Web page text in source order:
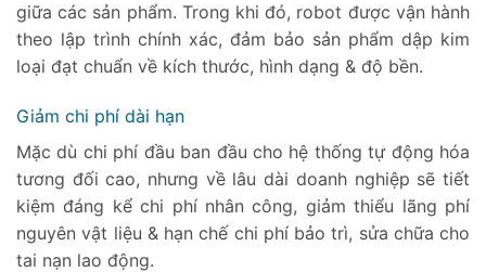
giữa các sản phẩm. Trong khi đó, robot được vận hành
theo lập trình chính xác, đảm bảo sản phẩm dập kim
loại đạt chuẩn về kích thước, hình dạng & độ bền.
Giảm chi phí dài hạn
Mặc dù chi phí đầu ban đầu cho hệ thống tự động hóa
tương đối cao, nhưng về lâu dài doanh nghiệp sẽ tiết
kiệm đáng kể chi phí nhân công, giảm thiểu lãng phí
nguyên vật liệu & hạn chế chi phí bảo trì, sửa chữa cho
tai nạn lao động.